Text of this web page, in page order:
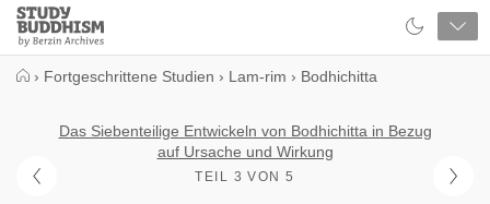
Close
Study
Buddhism
› Fortgeschrittene Studien › Lam-rim › Bodhichitta
Das Siebenteilige Entwickeln von Bodhichitta in Bezug
auf Ursache und Wirkung
TEIL 3 VON 5